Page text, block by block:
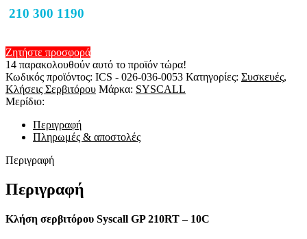
210 300 1190
Ζητήστε προσφορά
14 παρακολουθούν αυτό το προϊόν τώρα!
Κωδικός προϊόντος: ICS - 026-036-0053 Κατηγορίες: Συσκευές,
Κλήσεις Σερβιτόρου Μάρκα: SYSCALL
Μερίδιο:
Περιγραφή
Πληρωμές & αποστολές
Περιγραφή
Περιγραφή
Κλήση σερβιτόρου Syscall GP 210RT – 10C